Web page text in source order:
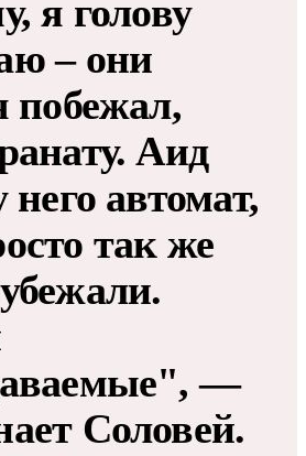
я голову
– они
побежал,
Аид
него автомат,
так же
—
Соловей.